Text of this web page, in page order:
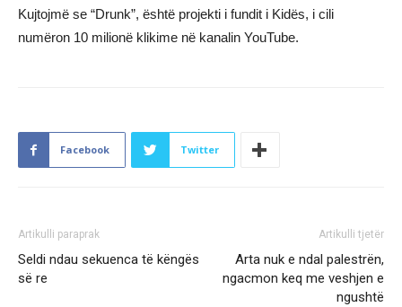
Kujtojmë se “Drunk”, është projekti i fundit i Kidës, i cili
numëron 10 milionë klikime në kanalin YouTube.
Facebook Twitter
Artikulli paraprak
Seldi ndau sekuenca të këngës
së re
Artikulli tjetër
Arta nuk e ndal palestrën,
ngacmon keq me veshjen e
ngushtë